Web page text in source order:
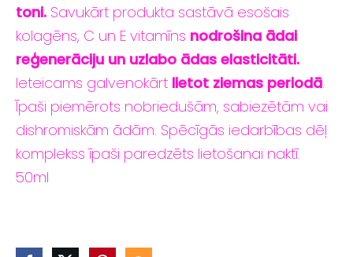
toni. Savukārt produkta sastāvā esošais
kolagēns, C un E vitamīns nodrošina ādai
reģenerāciju un uzlabo ādas elasticitāti.
Ieteicams galvenokārt lietot ziemas periodā.
Īpaši piemērots nobriedušām, sabiezētām vai
dishromiskām ādām. Spēcīgās iedarbības dēļ
komplekss īpaši paredzēts lietošanai naktī.
50ml